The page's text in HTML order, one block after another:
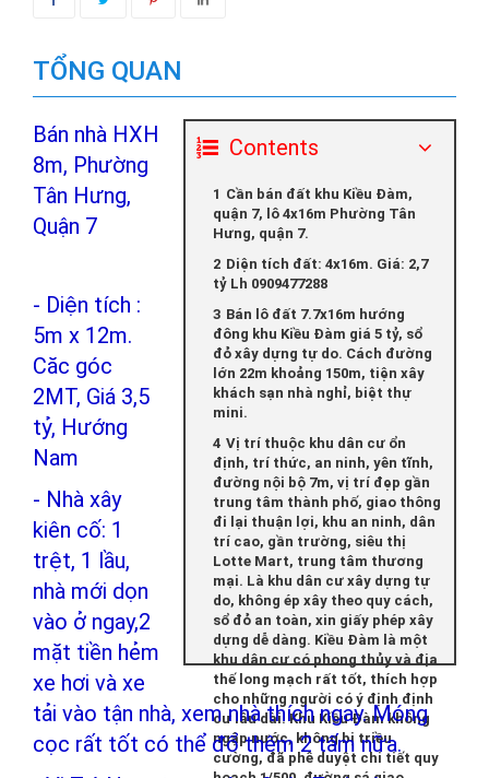
TỔNG QUAN
Contents
Cần bán đất khu Kiều Đàm,
quận 7, lô 4x16m Phường Tân
Hưng, quận 7.
Diện tích đất: 4x16m. Giá: 2,7
tỷ Lh 0909477288
Bán lô đất 7.7x16m hướng
đông khu Kiều Đàm giá 5 tỷ, sổ
đỏ xây dựng tự do. Cách đường
lớn 22m khoảng 150m, tiện xây
khách sạn nhà nghỉ, biệt thự
mini.
Vị trí thuộc khu dân cư ổn
định, trí thức, an ninh, yên tĩnh,
đường nội bộ 7m, vị trí đẹp gần
trung tâm thành phố, giao thông
đi lại thuận lợi, khu an ninh, dân
trí cao, gần trường, siêu thị
Lotte Mart, trung tâm thương
mại. Là khu dân cư xây dựng tự
do, không ép xây theo quy cách,
sổ đỏ an toàn, xin giấy phép xây
dựng dễ dàng. Kiều Đàm là một
khu dân cư có phong thủy và địa
thế long mạch rất tốt, thích hợp
cho những người có ý định định
cư lâu dài. Khu Kiều Đàm không
ngập nước, không bị triều
cường, đã phê duyệt chi tiết quy
Bán nhà HXH
8m, Phường
Tân Hưng,
Quận 7
- Diện tích :
5m x 12m.
Căc góc
2MT, Giá 3,5
tỷ, Hướng
Nam
- Nhà xây
kiên cố: 1
trệt, 1 lầu,
nhà mới dọn
vào ở ngay,2
mặt tiền hẻm
xe hơi và xe
tải vào tận nhà, xem nhà thích ngay. Móng
cọc rất tốt có thể đổ thêm 2 tấm nữa.